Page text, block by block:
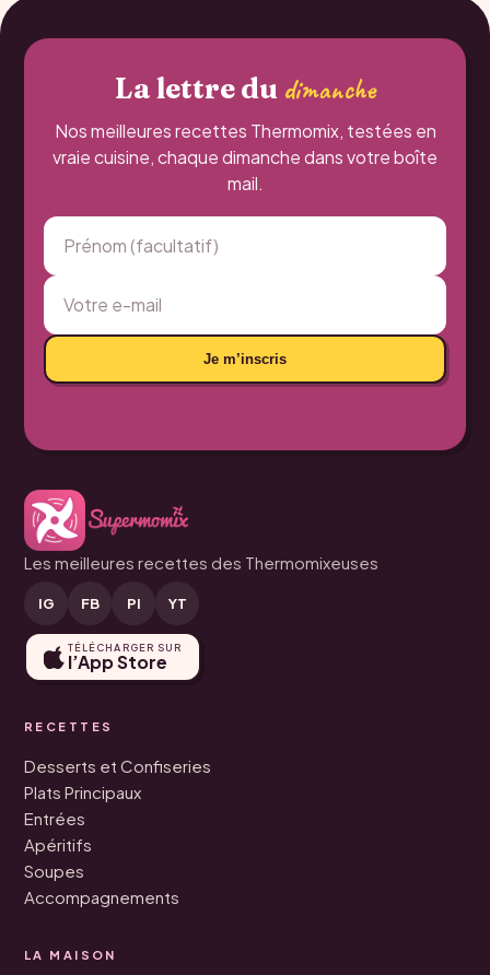
La lettre du dimanche
Nos meilleures recettes Thermomix, testées en
vraie cuisine, chaque dimanche dans votre boîte
mail.
Je m’inscris
Les meilleures recettes des Thermomixeuses
IG FB PI YT
TÉLÉCHARGER SUR
l’App Store
RECETTES
Desserts et Confiseries
Plats Principaux
Entrées
Apéritifs
Soupes
Accompagnements
LA MAISON